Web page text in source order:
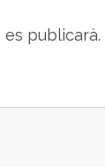
publicarà.